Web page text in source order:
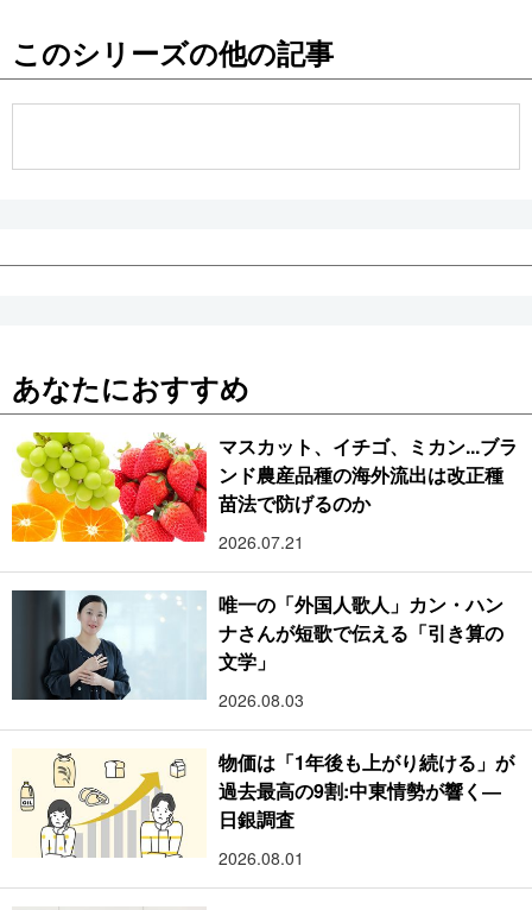
このシリーズの他の記事
あなたにおすすめ
マスカット、イチゴ、ミカン...ブラ
ンド農産品種の海外流出は改正種
苗法で防げるのか
2026.07.21
唯一の「外国人歌人」カン・ハン
ナさんが短歌で伝える「引き算の
文学」
2026.08.03
物価は「1年後も上がり続ける」が
過去最高の9割:中東情勢が響く―
日銀調査
2026.08.01